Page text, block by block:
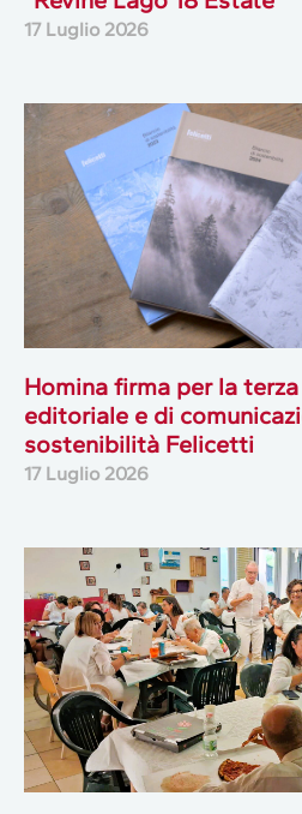
17 Luglio 2026
Homina firma per la
editoriale e di
sostenibilità Felicetti
17 Luglio 2026